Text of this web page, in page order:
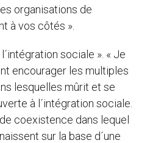
organisations de
à vos côtés ».
sociale ». « Je
encourager les multiples
lesquelles mûrit et se
à l´intégration sociale.
coexistence dans lequel
sur la base d´une